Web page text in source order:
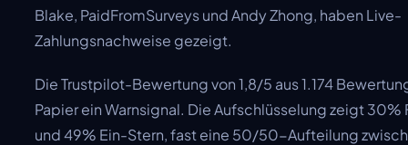
Blake, PaidFromSurveys und Andy Zhong, haben Live-
Zahlungsnachweise gezeigt.
Die Trustpilot-Bewertung von 1,8/5 aus 1.174
Papier ein Warnsignal. Die Aufschlüsselung zeigt 30%
und 49% Ein-Stern, fast eine 50/50-Aufteilung